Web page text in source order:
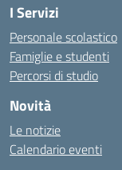
I Servizi
Personale scolastico
Famiglie e studenti
Percorsi di studio
Novità
Le notizie
Calendario eventi